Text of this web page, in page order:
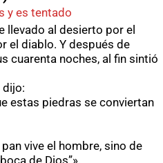
y es tentado
llevado al desierto por el
el diablo. Y después de
cuarenta noches, al fin sintió
dijo:
estas piedras se conviertan
vive el hombre, sino de